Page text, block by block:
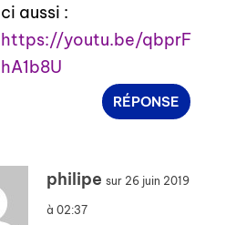
ci aussi :
https://youtu.be/qbprF
hA1b8U
RÉPONSE
philipe sur 26 juin 2019
à 02:37